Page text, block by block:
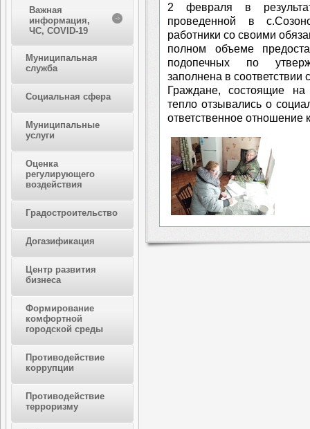
Важная
информация,
ЧС, COVID-19
Муниципальная
служба
Социальная сфера
Муниципальные
услуги
Оценка
регулирующего
воздействия
Градостроительство
Догазификация
Центр развития
бизнеса
Формирование
комфортной
городской среды
Противодействие
коррупции
Противодействие
терроризму
2 февраля в
проведенной в
работники со своими
полном объеме
подопечных по
заполнена в соответствии
⁣Граждане, состоящие
тепло отзывались о
ответственное отношение